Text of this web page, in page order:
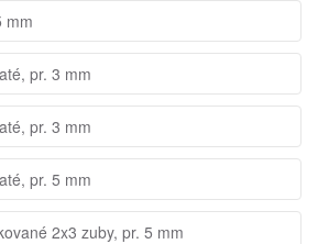
mm
pr. 3 mm
pr. 3 mm
pr. 5 mm
2x3 zuby, pr. 5 mm